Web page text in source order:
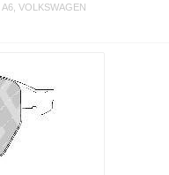
VOLKSWAGEN